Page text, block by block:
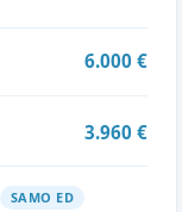
6.000 €
3.960 €
SAMO ED